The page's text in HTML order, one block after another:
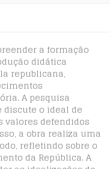
a formação
didática
republicana,
A pesquisa
discute o ideal de
valores defendidos
a obra realiza uma
refletindo sobre o
da República. A